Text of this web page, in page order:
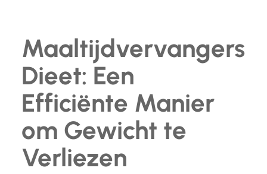
Maaltijdvervangers
Dieet: Een
Efficiënte Manier
om Gewicht te
Verliezen